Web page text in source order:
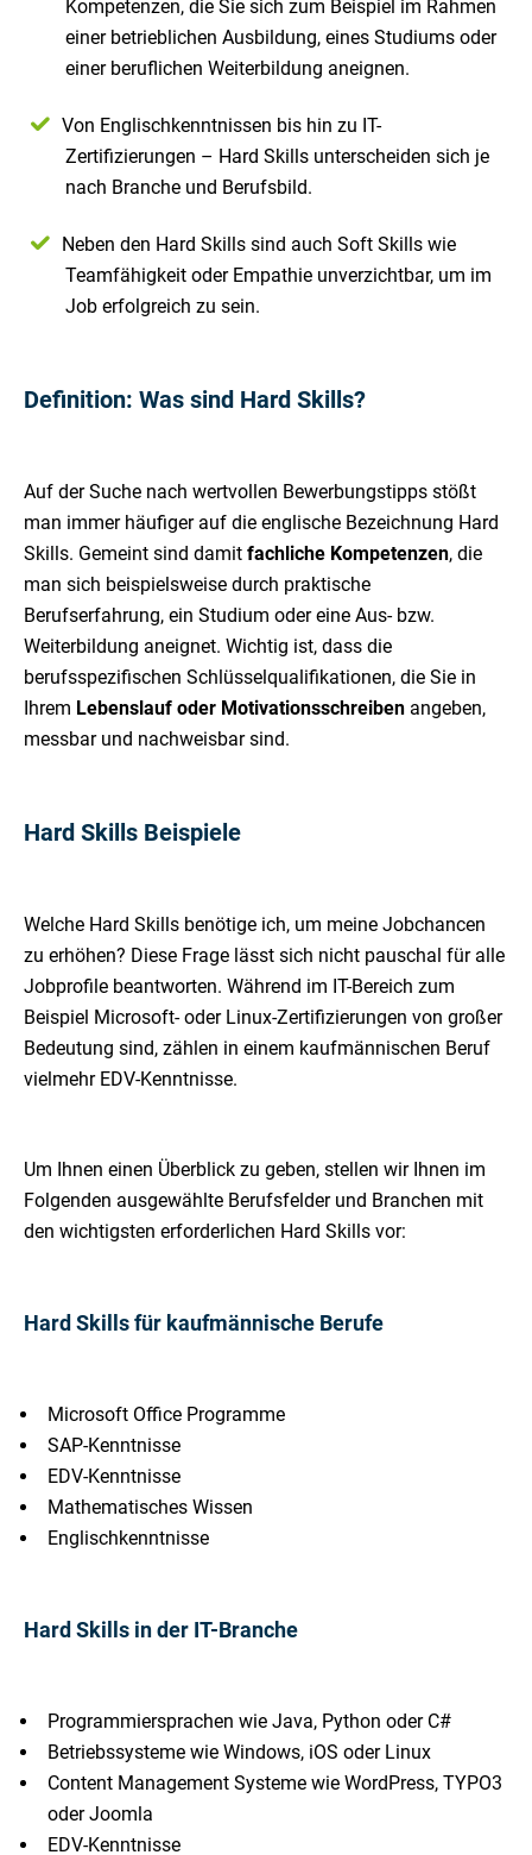
Kompetenzen, die Sie sich zum Beispiel im Rahmen
einer betrieblichen Ausbildung, eines Studiums oder
einer beruflichen Weiterbildung aneignen.
Von Englischkenntnissen bis hin zu IT-
Zertifizierungen – Hard Skills unterscheiden sich je
nach Branche und Berufsbild.
Neben den Hard Skills sind auch Soft Skills wie
Teamfähigkeit oder Empathie unverzichtbar, um im
Job erfolgreich zu sein.
Definition: Was sind Hard Skills?
Auf der Suche nach wertvollen Bewerbungstipps stößt
man immer häufiger auf die englische Bezeichnung Hard
Skills. Gemeint sind damit fachliche Kompetenzen, die
man sich beispielsweise durch praktische
Berufserfahrung, ein Studium oder eine Aus- bzw.
Weiterbildung aneignet. Wichtig ist, dass die
berufsspezifischen Schlüsselqualifikationen, die Sie in
Ihrem Lebenslauf oder Motivationsschreiben angeben,
messbar und nachweisbar sind.
Hard Skills Beispiele
Welche Hard Skills benötige ich, um meine Jobchancen
zu erhöhen? Diese Frage lässt sich nicht pauschal für alle
Jobprofile beantworten. Während im IT-Bereich zum
Beispiel Microsoft- oder Linux-Zertifizierungen von großer
Bedeutung sind, zählen in einem kaufmännischen Beruf
vielmehr EDV-Kenntnisse.
Um Ihnen einen Überblick zu geben, stellen wir Ihnen im
Folgenden ausgewählte Berufsfelder und Branchen mit
den wichtigsten erforderlichen Hard Skills vor:
Hard Skills für kaufmännische Berufe
Microsoft Office Programme
SAP-Kenntnisse
EDV-Kenntnisse
Mathematisches Wissen
Englischkenntnisse
Hard Skills in der IT-Branche
Programmiersprachen wie Java, Python oder C#
Betriebssysteme wie Windows, iOS oder Linux
Content Management Systeme wie WordPress, TYPO3
oder Joomla
EDV-Kenntnisse